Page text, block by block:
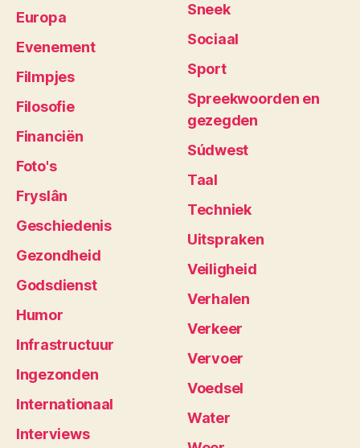
Europa
Evenement
Filmpjes
Filosofie
Financiën
Foto's
Fryslân
Geschiedenis
Gezondheid
Godsdienst
Humor
Infrastructuur
Ingezonden
Internationaal
Interviews
Sneek
Sociaal
Sport
Spreekwoorden en
gezegden
Súdwest
Taal
Techniek
Uitspraken
Veiligheid
Verhalen
Verkeer
Vervoer
Voedsel
Water